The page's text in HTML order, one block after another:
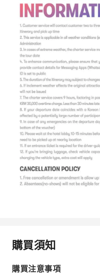
購買須知
購買注意事項